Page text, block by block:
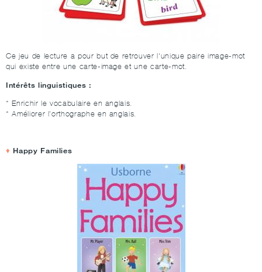
Ce jeu de lecture a pour but de retrouver l'unique paire image-mot
qui existe entre une carte-image et une carte-mot.
Intérêts linguistiques :
* Enrichir le vocabulaire en anglais.
* Améliorer l’orthographe en anglais.
Happy Families